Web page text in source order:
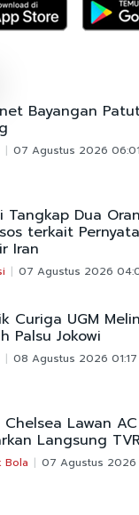
Bayangan
07 Agustus 2026 06:01
Tangkap Dua
terkait
Iran
07 Agustus 2026
Curiga UGM
Palsu Jokowi
08 Agustus 2026 01:17
Chelsea Lawan
Langsung
Bola 07 Agustus 2026